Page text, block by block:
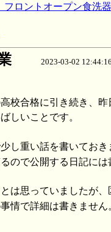
ロントオープン食洗器
2023-03-02
校合格に引き続き、昨
しいことです。
し重い話を書いておき
ので公開する日記には
は思っていましたが、
情で詳細は書きません